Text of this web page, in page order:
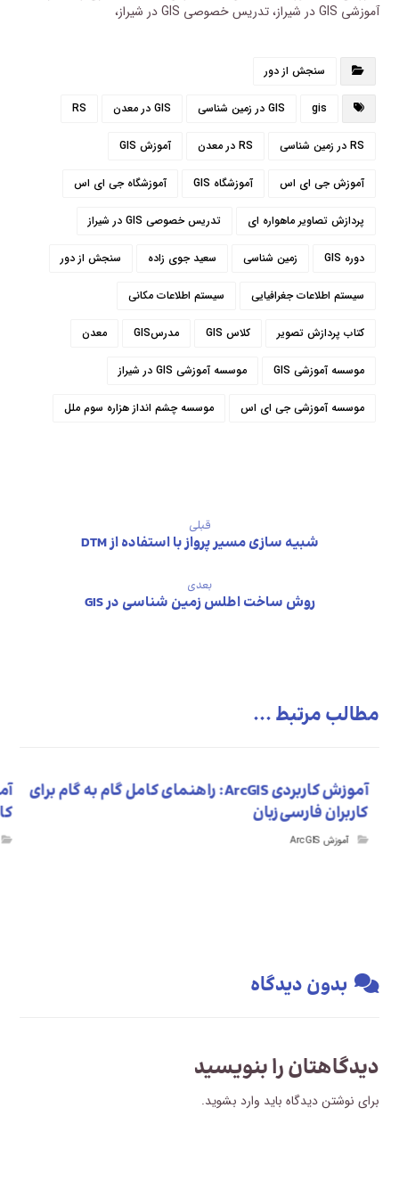
آموزشی GIS در شیراز، تدریس خصوصی GIS در شیراز،
سنجش از دور
gis GIS در زمین شناسی GIS در معدن RS
RS در زمین شناسی RS در معدن آموزش GIS
آموزش جی ای اس آموزشگاه GIS آموزشگاه جی ای اس
پردازش تصاویر ماهواره ای تدریس خصوصی GIS در شیراز
دوره GIS زمین شناسی سعید جوی زاده سنجش از دور
سیستم اطلاعات جغرافیایی سیستم اطلاعات مکانی
کتاب پردازش تصویر کلاس GIS مدرسGIS معدن
موسسه آموزشی GIS موسسه آموزشی GIS در شیراز
موسسه آموزشی جی ای اس موسسه چشم انداز هزاره سوم ملل
قبلی
شبيه سازي مسير پرواز با استفاده از DTM
بعدی
روش ساخت اطلس زمین شناسی در GIS
مطالب مرتبط ...
آموزش کاربردی ArcGIS: راهنمای کامل گام به گام برای
کاربران فارسی‌زبان
آموزش ArcGIS
بدون دیدگاه
دیدگاهتان را بنویسید
برای نوشتن دیدگاه باید وارد بشوید.